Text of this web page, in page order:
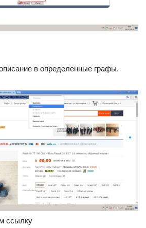
в определенные графы.
ссылку